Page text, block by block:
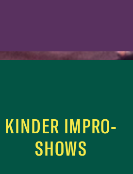
KINDER IMPRO-
SHOWS